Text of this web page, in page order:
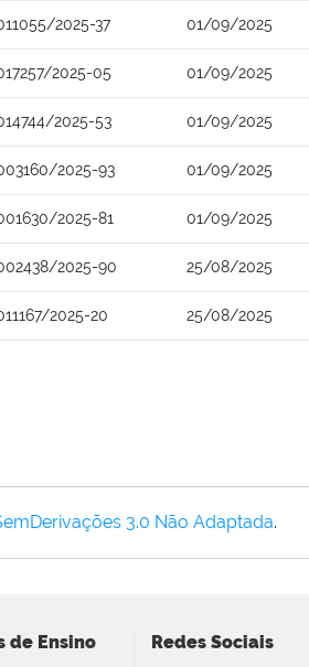
2025-37 01/09/2025
2025-05 01/09/2025
2025-53 01/09/2025
2025-93 01/09/2025
2025-81 01/09/2025
2025-90 25/08/2025
2025-20 25/08/2025
3.0 Não Adaptada.
de Ensino Redes Sociais